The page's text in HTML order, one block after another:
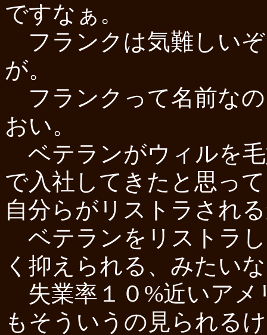
ですなぁ。
フランクは気難しい
が。
フランクって名前な
おい。
ベテランがウィルを
で入社してきたと思っ
自分らがリストラされ
ベテランをリストラ
く抑えられる、みたい
失業率１０%近いアメ
もそういうの見られる